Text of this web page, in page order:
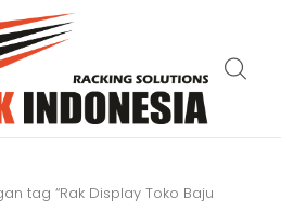
tag “Rak Display Toko Baju